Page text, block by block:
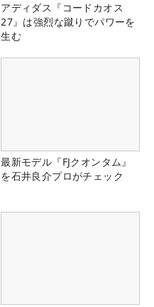
アディダス『コードカオス
27』は強烈な蹴りでパワーを
生む
最新モデル『FJクオンタム』
を石井良介プロがチェック